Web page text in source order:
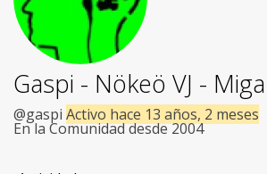
Noticias
Vjspain
Ayuda
Contacto
Gaspi - Nökeö VJ - Miga
@gaspi Activo hace 13 años, 2 meses
En la Comunidad desde 2004